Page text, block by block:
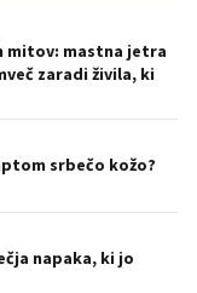
mitov: mastna jetra
zaradi živila, ki
srbečo kožo?
napaka, ki jo